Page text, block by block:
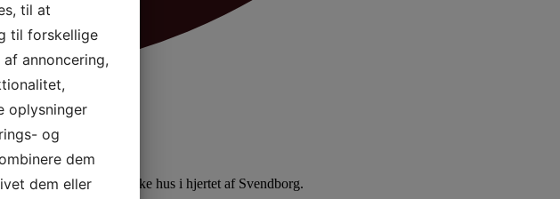
kombineres i det unikke hus i hjertet af Svendborg.
til at
til forskellige
annoncering,
oplysninger
og
dem
dem eller